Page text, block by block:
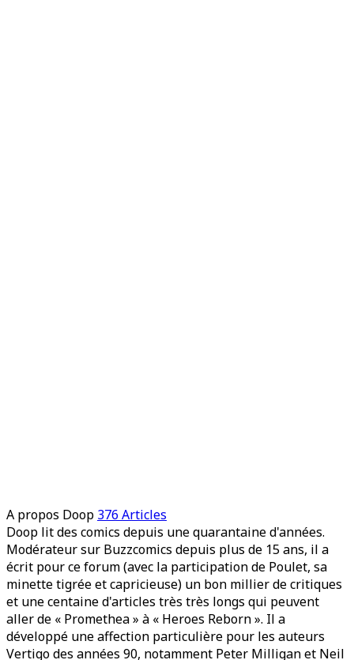
A propos Doop 376 Articles
Doop lit des comics depuis une quarantaine d'années.
Modérateur sur Buzzcomics depuis plus de 15 ans, il a
écrit pour ce forum (avec la participation de Poulet, sa
minette tigrée et capricieuse) un bon millier de critiques
et une centaine d'articles très très longs qui peuvent
aller de « Promethea » à « Heroes Reborn ». Il a
développé une affection particulière pour les auteurs
Vertigo des années 90, notamment Peter Milligan et Neil